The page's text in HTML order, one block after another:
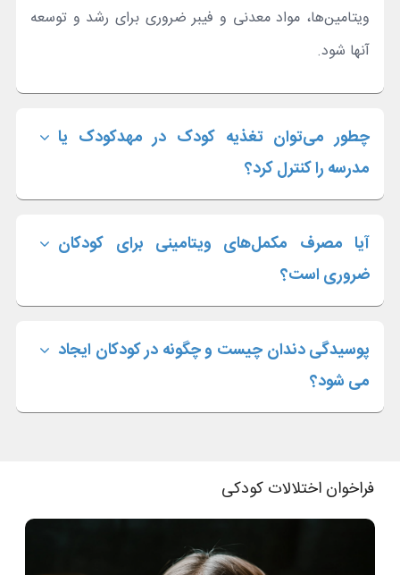
ویتامین‌ها، مواد معدنی و فیبر ضروری برای رشد و توسعه
آنها شود.
چطور می‌توان تغذیه کودک در مهدکودک یا
مدرسه را کنترل کرد؟
آیا مصرف مکمل‌های ویتامینی برای کودکان
ضروری است؟
پوسیدگی دندان چیست و چگونه در کودکان ایجاد
می شود؟
فراخوان اختلالات کودکی